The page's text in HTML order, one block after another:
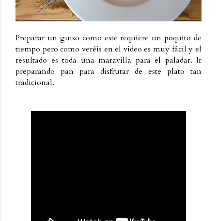
Preparar un guiso como este requiere un poquito de
tiempo pero como veréis en el video es muy fácil y el
resultado es toda una maravilla para el paladar. Ir
preparando pan para disfrutar de este plato tan
tradicional.